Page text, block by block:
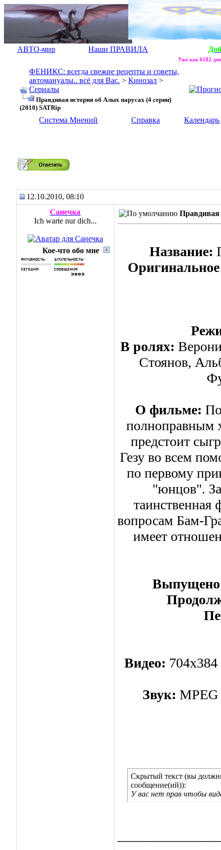
АВТО-мир Наши ПРАВИЛА
Уже как 6182
ФЕНИКС: всегда свежие рецепты и советы,
автомануалы.. всё для Вас. > Кинозал >
Сериалы
Правдивая история об Алых парусах (4 серии)
(2010) SATRip
Система Мнений Справка Календарь
12.10.2010, 08:10
Санечка
Ich warte nur dich...
Кое-что обо мне
Правдивая
Название:
В ролях:
Стоянов,
О фильме:
полноправным
предстоит
Гезу во всем
по первому
"юнцов".
таинственная
вопросам Бам-
имеет
Видео:
Звук: MPEG
Скрытый текст (вы
сообщение(ий)):
У вас нет прав чтобы